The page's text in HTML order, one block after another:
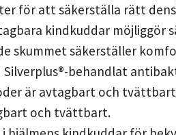
för att säkerställa rätt
kindkuddar
skummet säkerställer
behandlat
är avtagbart och
och tvättbart.